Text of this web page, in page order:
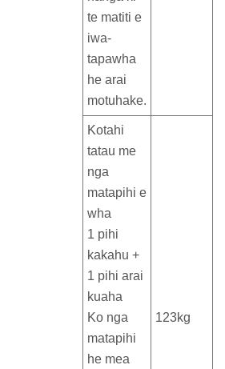
te matiti e
iwa-
tapawha
he arai
motuhake.
Kotahi
tatau me
nga
matapihi e
wha
1 pihi
kakahu +
1 pihi arai
kuaha
Ko nga
matapihi
he mea
123kg